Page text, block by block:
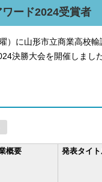
ード2024受賞者
）に山形市立商業高校
決勝大会を開催しまし
概要 発表タイ